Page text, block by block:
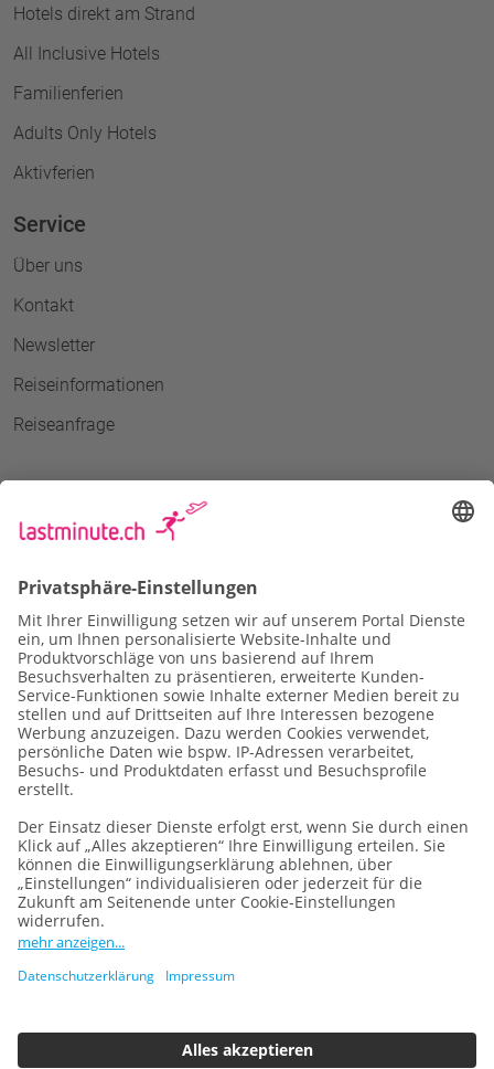
Hotels direkt am Strand
All Inclusive Hotels
Familienferien
Adults Only Hotels
Aktivferien
Service
Über uns
Kontakt
Newsletter
Reiseinformationen
Reiseanfrage
Datenschutz Impressum
Vertragsbedingungen
, einer der grössten mitteleuropäischen